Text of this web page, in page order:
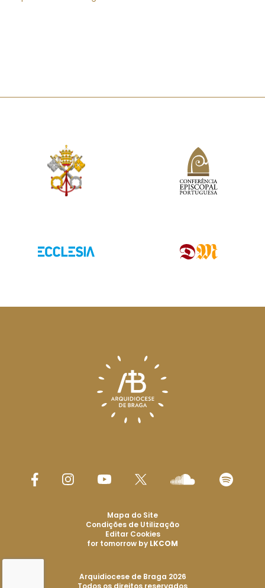
Arquidiocese de Braga 2026
Todos os direitos reservados
Mapa do Site
Condições de Utilização
Editar Cookies
for tomorrow by LKCOM